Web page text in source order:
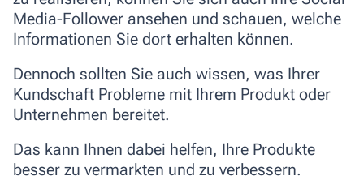
Media-Follower ansehen und schauen, welche
Informationen Sie dort erhalten können.
Dennoch sollten Sie auch wissen, was Ihrer
Kundschaft Probleme mit Ihrem Produkt oder
Unternehmen bereitet.
Das kann Ihnen dabei helfen, Ihre Produkte
besser zu vermarkten und zu verbessern.